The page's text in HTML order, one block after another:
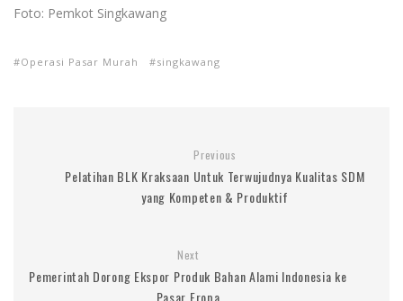
Foto: Pemkot Singkawang
Operasi Pasar Murah singkawang
Previous
Pelatihan BLK Kraksaan Untuk Terwujudnya Kualitas SDM
yang Kompeten & Produktif
Next
Pemerintah Dorong Ekspor Produk Bahan Alami Indonesia ke
Pasar Eropa